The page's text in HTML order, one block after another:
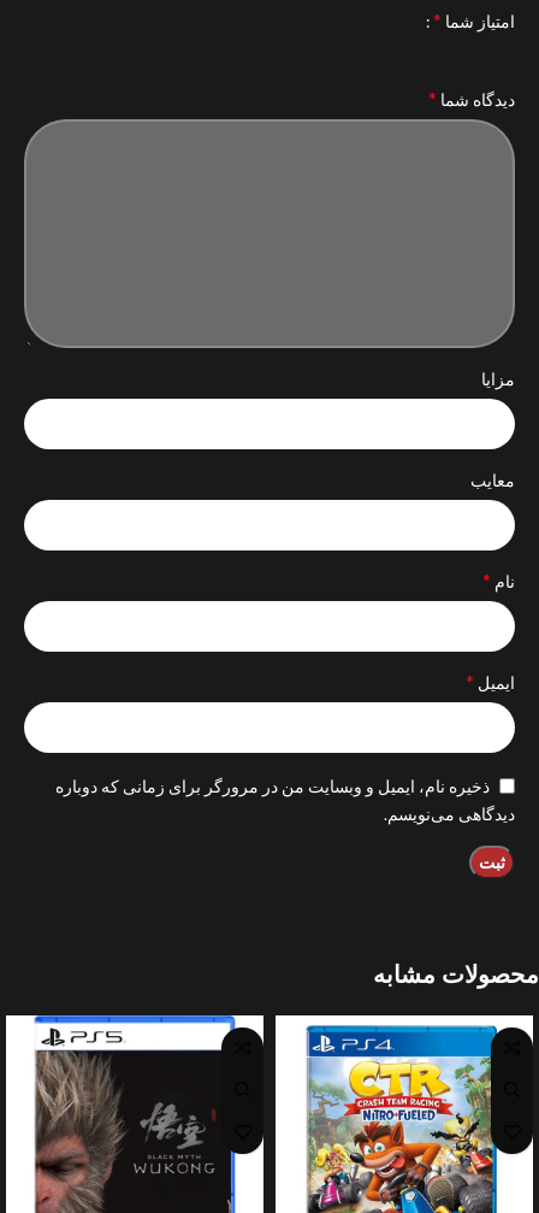
امتیاز شما *
دیدگاه شما *
مزایا
معایب
نام *
ایمیل *
ذخیره نام، ایمیل و وبسایت من در مرورگر برای زمانی که دوباره
دیدگاهی می‌نویسم.
محصولات مشابه